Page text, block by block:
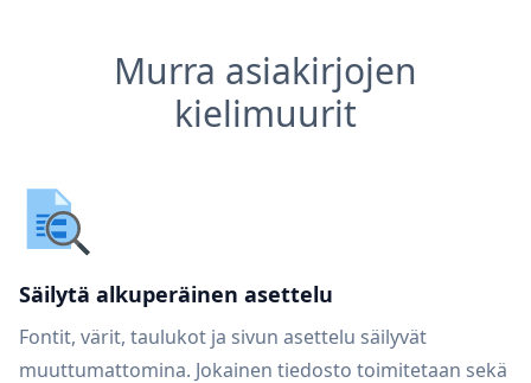
Murra asiakirjojen
kielimuurit
Säilytä alkuperäinen asettelu
Fontit, värit, taulukot ja sivun asettelu säilyvät
muuttumattomina. Jokainen tiedosto toimitetaan sekä